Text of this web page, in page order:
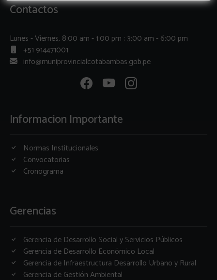
Contactos
Lunes - Viernes, 8:00 am - 1:00 pm ; 3:00 am - 6:00 pm
+51 914471001
info@muniprovincialcotabambas.gob.pe
Informacion Importante
Normas Institucionales
Convocatorias
Cronograma
Gerencias
Gerencia de Desarrollo Social y Servicios Públicos
Gerencia de Desarrollo Económico Local
Gerencia de Infraestructura Desarrollo Urbano y Rural
Gerencia de Gestión Ambiental